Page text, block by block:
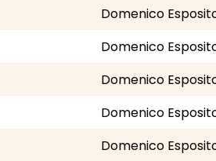
Domenico
Domenico
Domenico
Domenico
Domenico